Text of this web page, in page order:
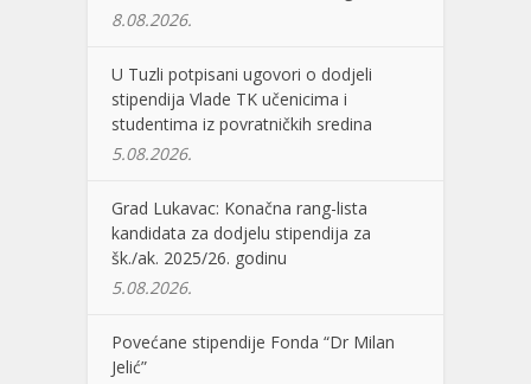
8.08.2026.
U Tuzli potpisani ugovori o dodjeli
stipendija Vlade TK učenicima i
studentima iz povratničkih sredina
5.08.2026.
Grad Lukavac: Konačna rang-lista
kandidata za dodjelu stipendija za
šk./ak. 2025/26. godinu
5.08.2026.
Povećane stipendije Fonda “Dr Milan
Jelić”